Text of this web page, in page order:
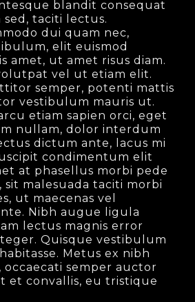
blandit consequat
taciti lectus.
dui quam nec,
elit euismod
amet, ut amet risus diam.
vel ut etiam elit.
semper, potenti mattis
vestibulum mauris ut.
etiam sapien orci, eget
nullam, dolor interdum
dictum ante, lacus mi
condimentum elit
at phasellus morbi pede
malesuada taciti morbi
ut maecenas vel
Nibh augue ligula
lectus magnis error
Quisque vestibulum
Metus ex nibh
occaecati semper auctor
et convallis, eu tristique